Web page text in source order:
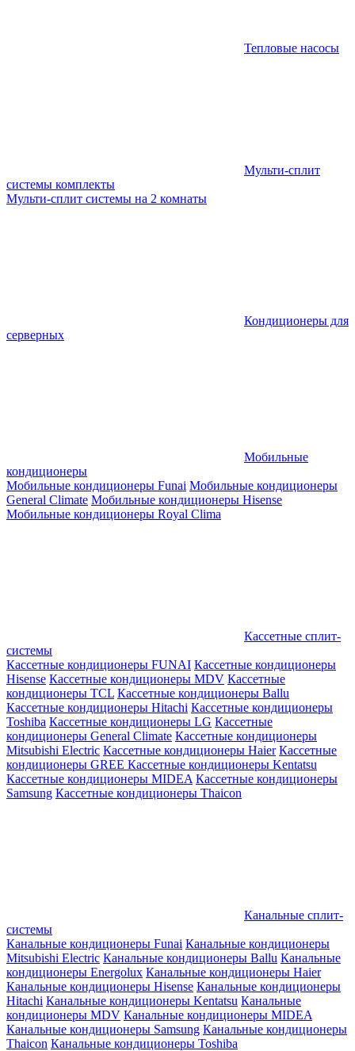
Тепловые насосы
Мульти-сплит
системы комплекты
Мульти-сплит системы на 2 комнаты
Кондиционеры для
серверных
Мобильные
кондиционеры
Мобильные кондиционеры Funai Мобильные кондиционеры
General Climate Мобильные кондиционеры Hisense
Мобильные кондиционеры Royal Clima
Кассетные сплит-
системы
Кассетные кондиционеры FUNAI Кассетные кондиционеры
Hisense Кассетные кондиционеры MDV Кассетные
кондиционеры TCL Кассетные кондиционеры Ballu
Кассетные кондиционеры Hitachi Кассетные кондиционеры
Toshiba Кассетные кондиционеры LG Кассетные
кондиционеры General Climate Кассетные кондиционеры
Mitsubishi Electric Кассетные кондиционеры Haier Кассетные
кондиционеры GREE Кассетные кондиционеры Kentatsu
Кассетные кондиционеры MIDEA Кассетные кондиционеры
Samsung Кассетные кондиционеры Thaicon
Канальные сплит-
системы
Канальные кондиционеры Funai Канальные кондиционеры
Mitsubishi Electric Канальные кондиционеры Ballu Канальные
кондиционеры Energolux Канальные кондиционеры Haier
Канальные кондиционеры Hisense Канальные кондиционеры
Hitachi Канальные кондиционеры Kentatsu Канальные
кондиционеры MDV Канальные кондиционеры MIDEA
Канальные кондиционеры Samsung Канальные кондиционеры
Thaicon Канальные кондиционеры Toshiba